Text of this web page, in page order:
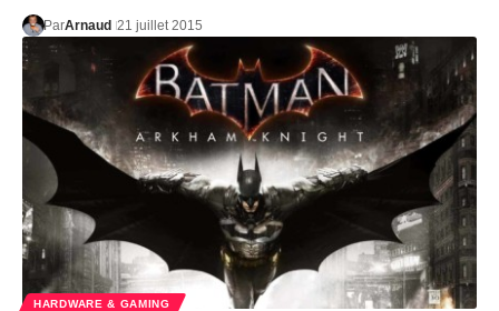
ParArnaud 21 juillet 2015
HARDWARE & GAMING